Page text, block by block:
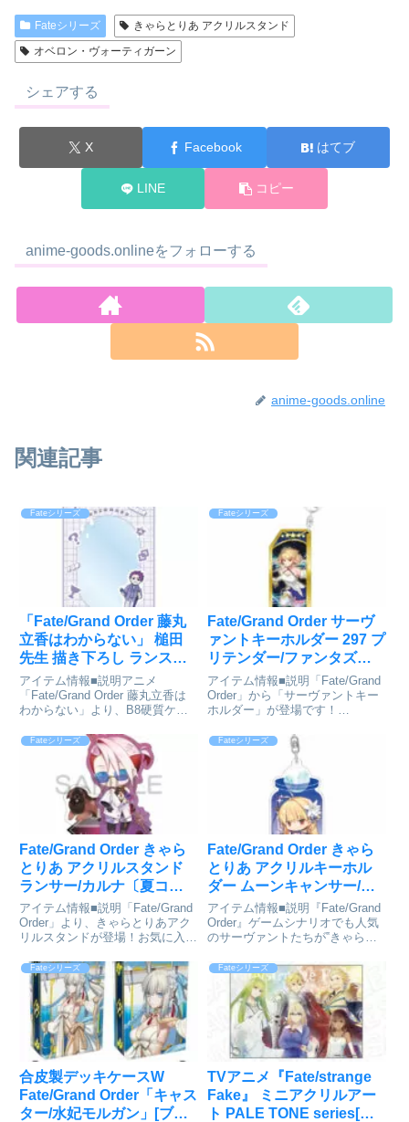
Fateシリーズ
きゃらとりあ アクリルスタンド
オベロン・ヴォーティガーン
シェアする
X Facebook はてブ
LINE コピー
anime-goods.onlineをフォローする
anime-goods.online
関連記事
Fateシリーズ
「Fate/Grand Order 藤丸
立香はわからない」 槌田
先生 描き下ろし ランスロ
ット 梅雨の合間に B8硬質
ケース[アルマビアンカ]が
予約受付開始
アイテム情報■説明アニメ
「Fate/Grand Order 藤丸立香は
わからない」より、B8硬質ケー
ろしイラストのランスロットと聖
杯、カルデアのマーク、クラスア
イコンなどをデザインしてケース
に仕上げました。B8...
Fateシリーズ
Fate/Grand Order サーヴ
ァントキーホルダー 297 プ
リテンダー/ファンタズム
ーン[ベルファイン]が予約
受付開始
アイテム情報■説明「Fate/Grand
Order」から「サーヴァントキー
ホルダー」が登場です！
キーホルダー297 プリテンダー／
ファンタズムーン©TYPE-MOON
/ FGO PROJEC...
Fateシリーズ
Fate/Grand Order きゃら
とりあ アクリルスタンド
ランサー/カルナ〔夏コー
デ〕[アルジャーノンプロ
ダクト]が予約受付開始
アイテム情報■説明「Fate/Grand
Order」より、きゃらとりあアク
リルスタンドが登場！お気に⼊り
周りを彩ろう！同時発売のアクリ
ルキーホルダーと合わせてゲット
しよう！■サイズ本体サイズ：
W100×H10...
Fateシリーズ
Fate/Grand Order きゃら
とりあ アクリルキーホル
ダー ムーンキャンサー/ア
ーキタイプ：アース[アル
ジャーノンプロダクト]が
予約受付開始
アイテム情報■説明『Fate/Grand
Order』ゲームシナリオでも人気
のサーヴァントたちが‟きゃらと
イズ（約）：W52mm×H85mm以
内 ※キャラクターによって異な
ります。Fate/Grand Ord...
Fateシリーズ
合皮製デッキケースW
Fate/Grand Order「キャス
ター/水妃モルガン」[ブロ
Fateシリーズ
TVアニメ『Fate/strange
Fake』 ミニアクリルアー
ト PALE TONE series[コ